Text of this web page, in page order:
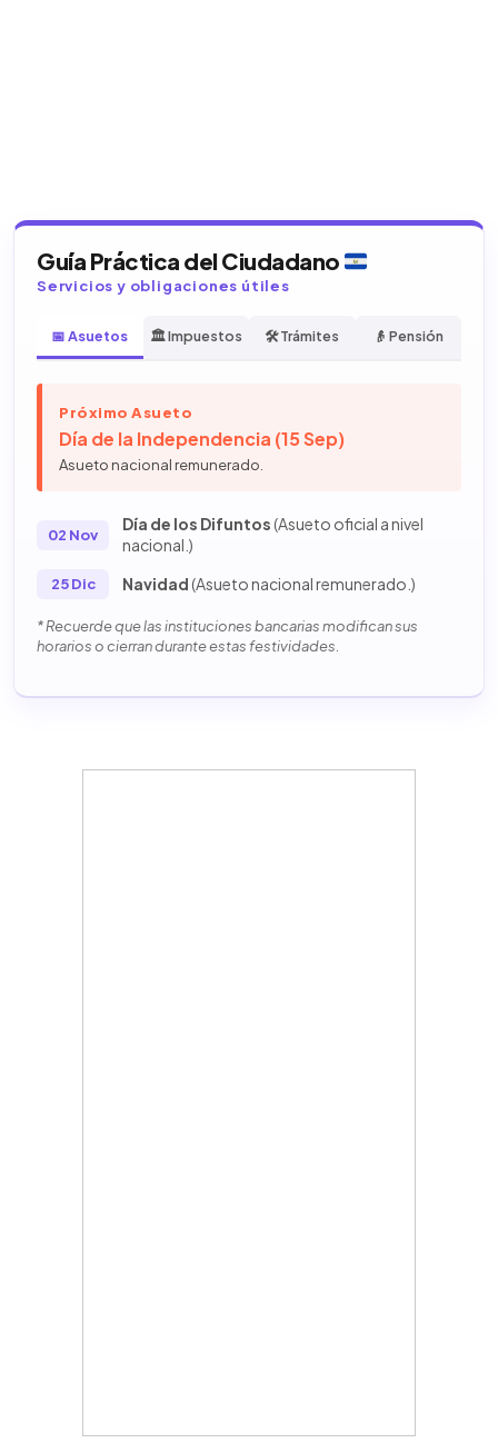
Guía Práctica del Ciudadano
Servicios y obligaciones útiles
📅 Asuetos 🏛️ Impuestos 🛠️ Trámites 👴 Pensión
Próximo Asueto
Día de la Independencia (15 Sep)
Asueto nacional remunerado.
02 Nov
Día de los Difuntos(Asueto oficial a nivel
nacional.)
25 Dic Navidad(Asueto nacional remunerado.)
* Recuerde que las instituciones bancarias modifican sus
horarios o cierran durante estas festividades.